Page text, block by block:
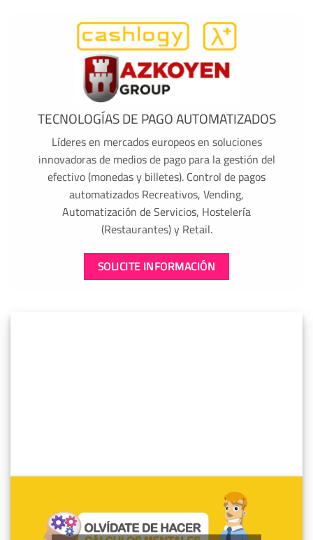
TECNOLOGÍAS DE PAGO AUTOMATIZADOS
Líderes en mercados europeos en soluciones
innovadoras de medios de pago para la gestión del
efectivo (monedas y billetes). Control de pagos
automatizados Recreativos, Vending,
Automatización de Servicios, Hostelería
(Restaurantes) y Retail.
SOLICITE INFORMACIÓN